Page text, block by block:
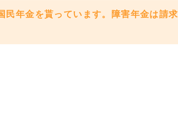
民年金を貰っています。障害年金は請求